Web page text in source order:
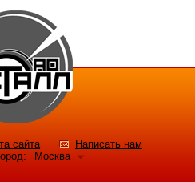
сайта
Написать нам
Москва